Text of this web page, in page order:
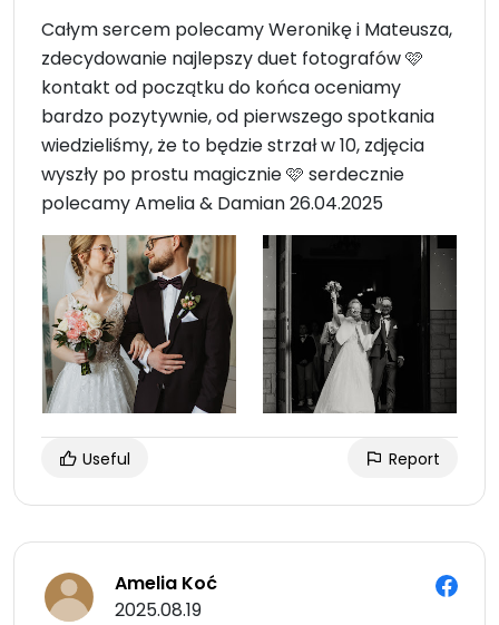
Całym sercem polecamy Weronikę i Mateusza,
zdecydowanie najlepszy duet fotografów 🩷
kontakt od początku do końca oceniamy
bardzo pozytywnie, od pierwszego spotkania
wiedzieliśmy, że to będzie strzał w 10, zdjęcia
wyszły po prostu magicznie 🩷 serdecznie
polecamy Amelia & Damian 26.04.2025
Useful Report
Amelia Koć
2025.08.19